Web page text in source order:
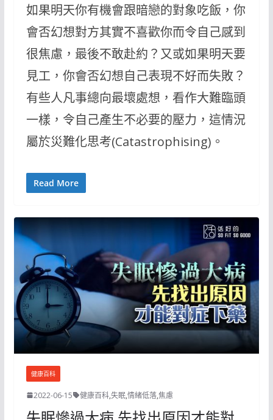
如果明天你有機會跟暗戀的對象吃飯，你
會否幻想對方其實不喜歡你而令自己感到
很焦慮，最後不敢赴約？又或如果明天要
見工，你會否幻想自己表現不好而失敗？
有些人凡事總向最壞處想，看作大難臨頭
一樣，令自己產生不必要的壓力，這情況
屬於災難化思考(Catastrophising)。
Read More
健康百科
2022-06-15 健康百科,失眠,情緒低落,焦慮